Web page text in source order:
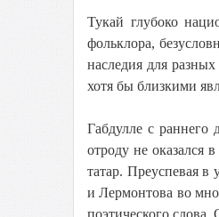
Тукай глубоко
фольклора,
наследия для
хотя бы близкими
Габдулле с раннего
отроду не оказался
татар. Преуспевая
и Лермонтова во
поэтического